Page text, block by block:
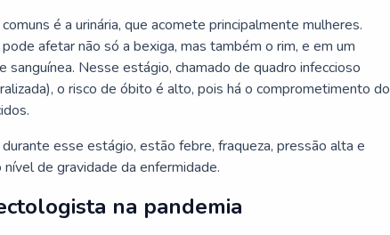
é a urinária, que acomete principalmente mulheres.
afetar não só a bexiga, mas também o rim, e em um
sanguínea. Nesse estágio, chamado de quadro infeccioso
o risco de óbito é alto, pois há o comprometimento do
esse estágio, estão febre, fraqueza, pressão alta e
de gravidade da enfermidade.
na pandemia